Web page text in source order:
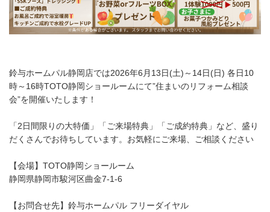
鈴与ホームパル静岡店では2026年6月13日(土)～14日(日) 各日10
時～16時TOTO静岡ショールームにて”住まいのリフォーム相談
会”を開催いたします！
「2日間限りの大特価」「ご来場特典」「ご成約特典」など、盛り
だくさんでお待ちしています。お気軽にご来場、ご相談ください
【会場】TOTO静岡ショールーム
静岡県静岡市駿河区曲金7-1-6
【お問合せ先】鈴与ホームパル フリーダイヤル